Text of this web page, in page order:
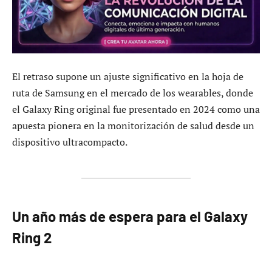
El retraso supone un ajuste significativo en la hoja de
ruta de Samsung en el mercado de los wearables, donde
el Galaxy Ring original fue presentado en 2024 como una
apuesta pionera en la monitorización de salud desde un
dispositivo ultracompacto.
Un año más de espera para el Galaxy
Ring 2